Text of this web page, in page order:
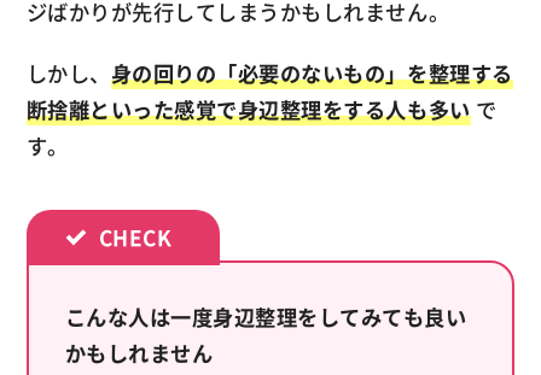
ジばかりが先行してしまうかもしれません。
しかし、 身の回りの「必要のないもの」を整理する
断捨離といった感覚で身辺整理をする人も多いで
す。
こんな人は一度身辺整理をしてみても良い
かもしれません